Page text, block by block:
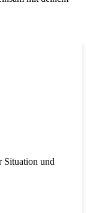
Situation und